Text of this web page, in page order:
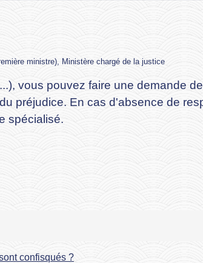
ministre), Ministère chargé de la justice
vous pouvez faire une demande
préjudice. En cas d'absence de
spécialisé.
confisqués ?